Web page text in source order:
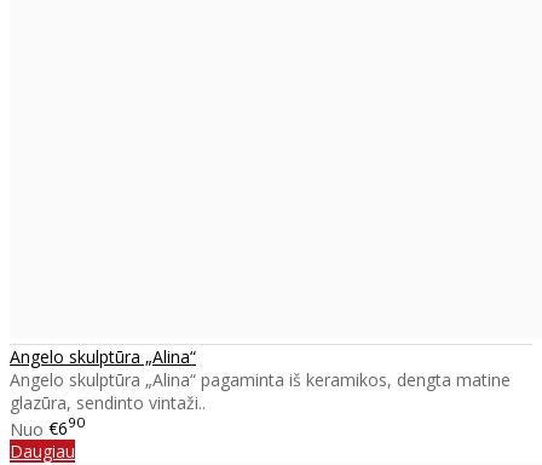
Angelo skulptūra „Alina“
Angelo skulptūra „Alina“ pagaminta iš keramikos, dengta matine
glazūra, sendinto vintaži..
Nuo €690
Daugiau